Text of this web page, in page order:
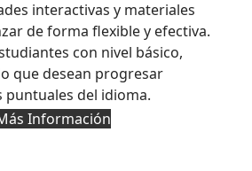
interactivas y materiales
de forma flexible y efectiva.
con nivel básico,
que desean progresar
puntuales del idioma.
Información